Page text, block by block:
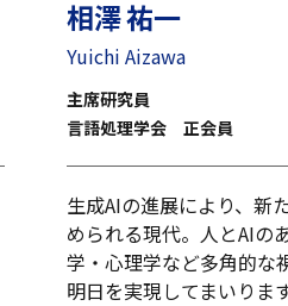
相澤 祐一
Yuichi Aizawa
主席研究員
言語処理学会 正会員
生成AIの進展により、新
められる現代。人とAIの
学・心理学など多角的な
明日を実現してまいります